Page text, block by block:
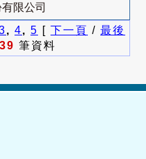
限公司
, 4, 5 [ 下一頁 / 最後
筆資料